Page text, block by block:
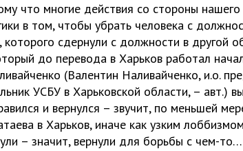
что многие действия со стороны
в том, чтобы убрать человека с
сдернули с должности в другой
до перевода в Харьков работал
(Валентин Наливайченко, и.о.
УСБУ в Харьковской области, – авт.)
и вернулся – звучит, по меньшей
в Харьков, иначе как узким
– значит, вернули для борьбы с чем-